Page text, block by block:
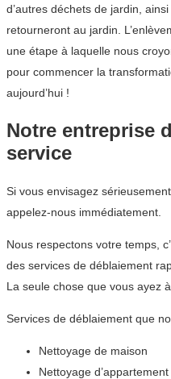
d’autres déchets de jardin,
retourneront au jardin.
une étape à laquelle nous
pour commencer la
aujourd’hui !
Notre entreprise
service
Si vous envisagez
appelez-nous immédiatement.
Nous respectons votre temps,
des services de déblaiement
La seule chose que vous ayez
Services de déblaiement que
Nettoyage de maison
Nettoyage d’appartement